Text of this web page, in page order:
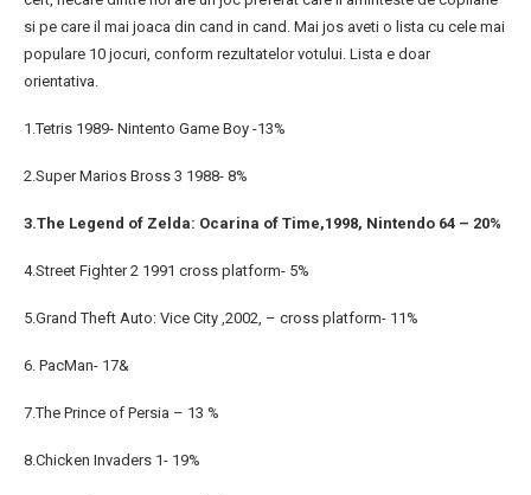
si pe care il mai joaca din cand in cand. Mai jos aveti o lista cu cele mai
populare 10 jocuri, conform rezultatelor votului. Lista e doar
orientativa.
1.Tetris 1989- Nintento Game Boy -13%
2.Super Marios Bross 3 1988- 8%
3.The Legend of Zelda: Ocarina of Time,1998, Nintendo 64 – 20%
4.Street Fighter 2 1991 cross platform- 5%
5.Grand Theft Auto: Vice City ,2002, – cross platform- 11%
6. PacMan- 17&
7.The Prince of Persia – 13 %
8.Chicken Invaders 1- 19%